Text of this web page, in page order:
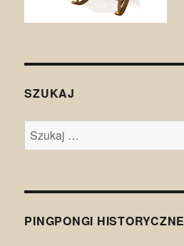
SZUKAJ
Szukaj:
PINGPONGI HISTORYCZNE